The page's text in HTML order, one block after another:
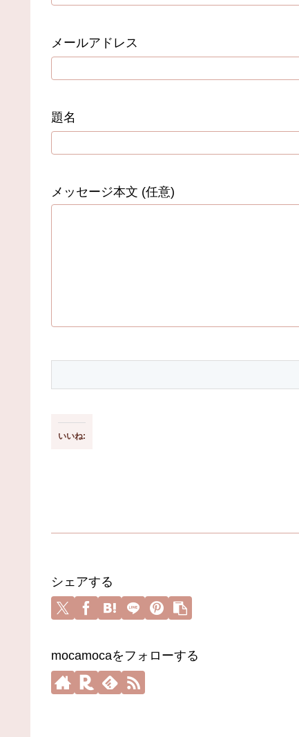
メールアドレス
題名
メッセージ本文 (任意)
いいね:
シェアする
mocamocaをフォローする